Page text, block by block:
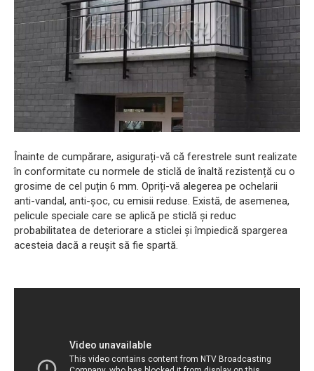
Înainte de cumpărare, asigurați-vă că ferestrele sunt realizate
în conformitate cu normele de sticlă de înaltă rezistență cu o
grosime de cel puțin 6 mm. Opriți-vă alegerea pe ochelarii
anti-vandal, anti-șoc, cu emisii reduse. Există, de asemenea,
pelicule speciale care se aplică pe sticlă și reduc
probabilitatea de deteriorare a sticlei și împiedică spargerea
acesteia dacă a reușit să fie spartă.